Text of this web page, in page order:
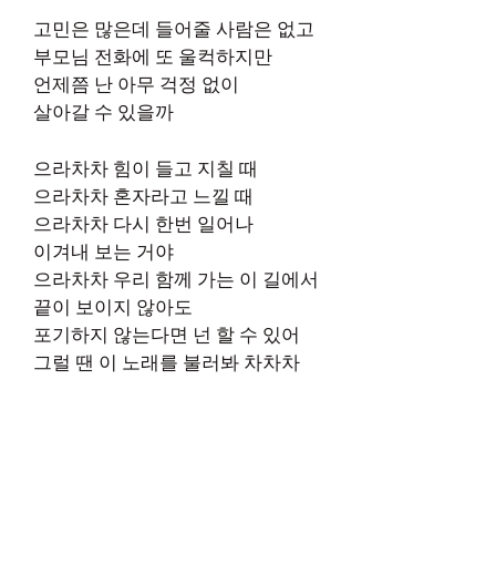
고민은 많은데 들어줄 사람은 없고
부모님 전화에 또 울컥하지만
언제쯤 난 아무 걱정 없이
살아갈 수 있을까
으라차차 힘이 들고 지칠 때
으라차차 혼자라고 느낄 때
으라차차 다시 한번 일어나
이겨내 보는 거야
으라차차 우리 함께 가는 이 길에서
끝이 보이지 않아도
포기하지 않는다면 넌 할 수 있어
그럴 땐 이 노래를 불러봐 차차차